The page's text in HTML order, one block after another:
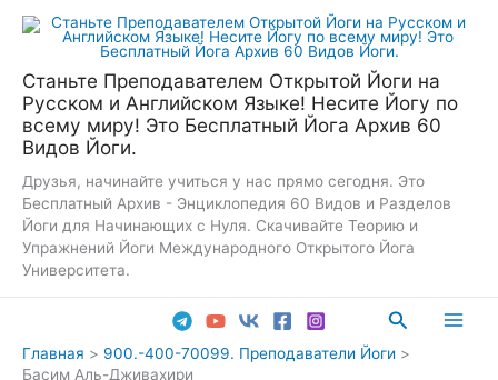
Перейти
Станьте Преподавателем Открытой Йоги на
Русском и Английском Языке! Несите Йогу по
всему миру! Это Бесплатный Йога Архив 60
Видов Йоги.
Друзья, начинайте учиться у нас прямо сегодня. Это
Бесплатный Архив - Энциклопедия 60 Видов и Разделов
Йоги для Начинающих с Нуля. Скачивайте Теорию и
Упражнений Йоги Международного Открытого Йога
Университета.
Поиск
Главная
900.-400-70099. Преподаватели Йоги
Басим Аль-Дживахири